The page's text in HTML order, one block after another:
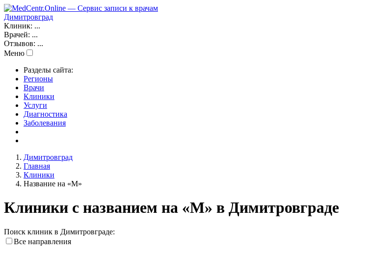
Димитровград
Клиник: ...
Врачей: ...
Отзывов: ...
Меню
Разделы сайта:
Регионы
Врачи
Клиники
Услуги
Диагностика
Заболевания
Димитровград
Главная
Клиники
Название на «M»
Клиники с названием на «M» в Димитровграде
Поиск клиник в Димитровграде:
Все направления